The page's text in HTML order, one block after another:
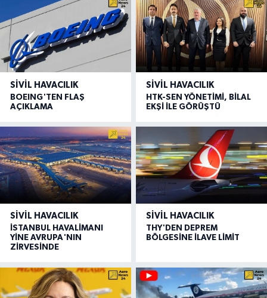
SIVIL HAVACILIK
BOEING'TEN FLAŞ
AÇIKLAMA
SIVIL HAVACILIK
HTK-SEN YÖNETİMİ, BİLAL
EKŞİ İLE GÖRÜŞTÜ
SIVIL HAVACILIK
İSTANBUL HAVALİMANI
YİNE AVRUPA'NIN
ZİRVESİNDE
SIVIL HAVACILIK
THY'DEN DEPREM
BÖLGESİNE İLAVE LİMİT